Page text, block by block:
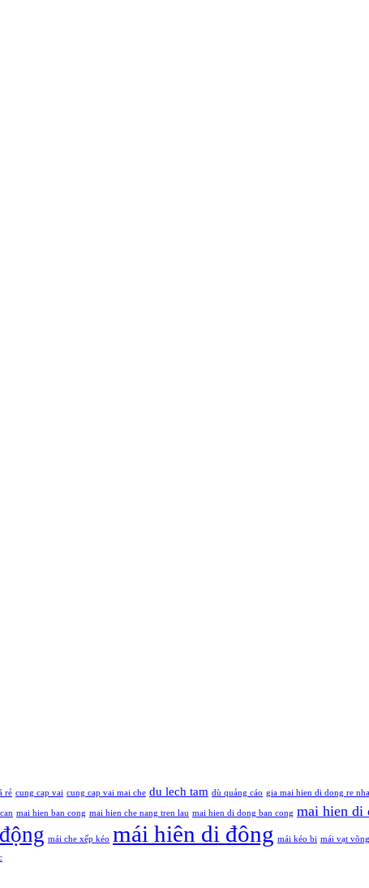
rẻ cung cap vai cung cap vai mai che du lech tam dù quảng cáo gia mai hien di dong re
mai hien ban cong mai hien che nang tren lau mai hien di dong ban cong mai hien di
mái che xếp kéo mái hiên di đông mái kéo bi mái vạt